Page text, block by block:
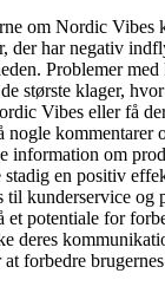
om Nordic Vibes
der har negativ
Problemer
største klager,
Vibes eller få
nogle kommentarer
information om
stadig en positiv
til kunderservice og
et potentiale for
deres
at forbedre